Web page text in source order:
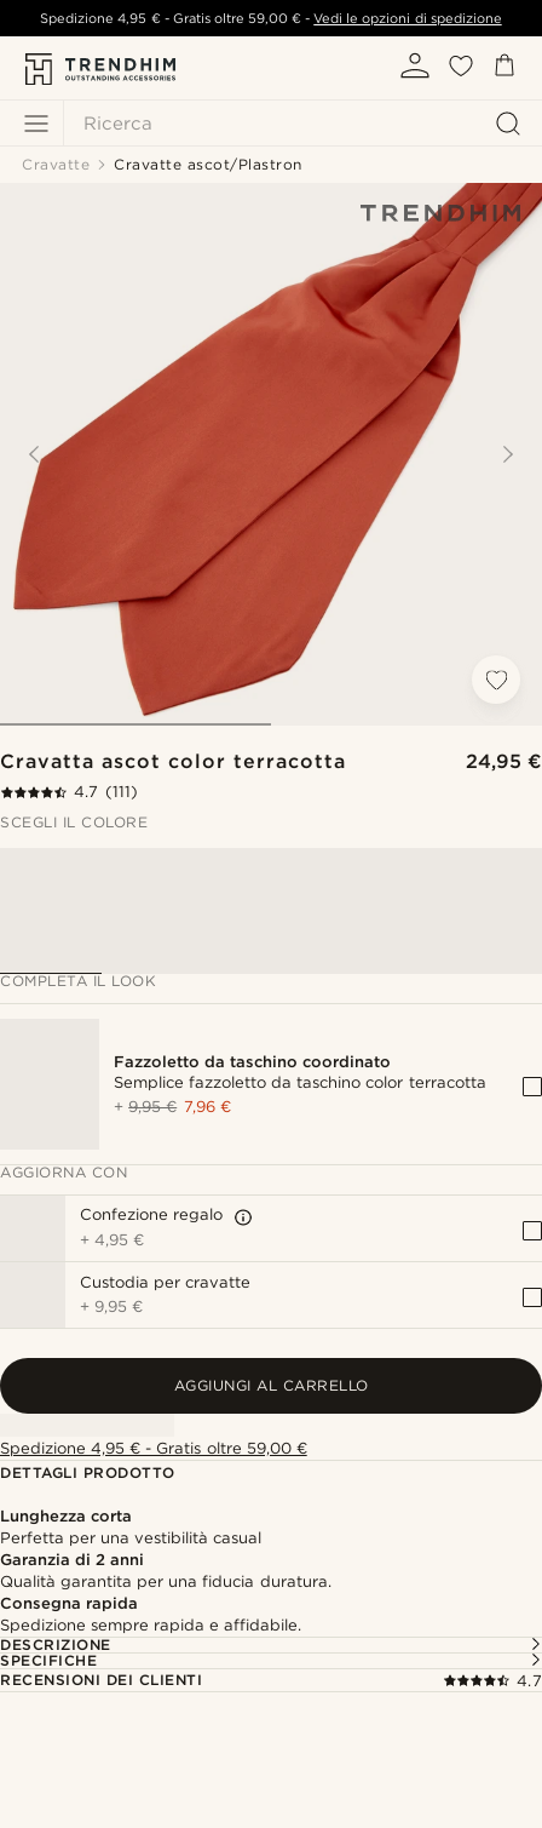
Ricerca
Spedizione4,95 €- Gratis oltre 59,00 € -Vedi le opzioni di spedizione
Cravatte Cravatte ascot/Plastron
Cravatta ascot color terracotta 24,95 €
4.7 (111)
SCEGLI IL COLORE
COMPLETA IL LOOK
Fazzoletto da taschino coordinato
Semplice fazzoletto da taschino color terracotta
+9,95 € 7,96 €
AGGIORNA CON
Confezione regalo
+4,95 €
Custodia per cravatte
+ 9,95 €
AGGIUNGI AL CARRELLO
Spedizione 4,95 € - Gratis oltre 59,00 €
DETTAGLI PRODOTTO
Lunghezza corta
Perfetta per una vestibilità casual
Garanzia di 2 anni
Qualità garantita per una fiducia duratura.
Consegna rapida
Spedizione sempre rapida e affidabile.
DESCRIZIONE
SPECIFICHE
RECENSIONI DEI CLIENTI
4.7